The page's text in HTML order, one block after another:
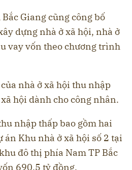
Giang cũng công bố
dựng nhà ở xã hội, nhà ở
vay vốn theo chương trình
nhà ở xã hội thu nhập
hội dành cho công nhân.
nhập thấp bao gồm hai
án Khu nhà ở xã hội số 2 tại
đô thị phía Nam TP Bắc
690,5 tỷ đồng.